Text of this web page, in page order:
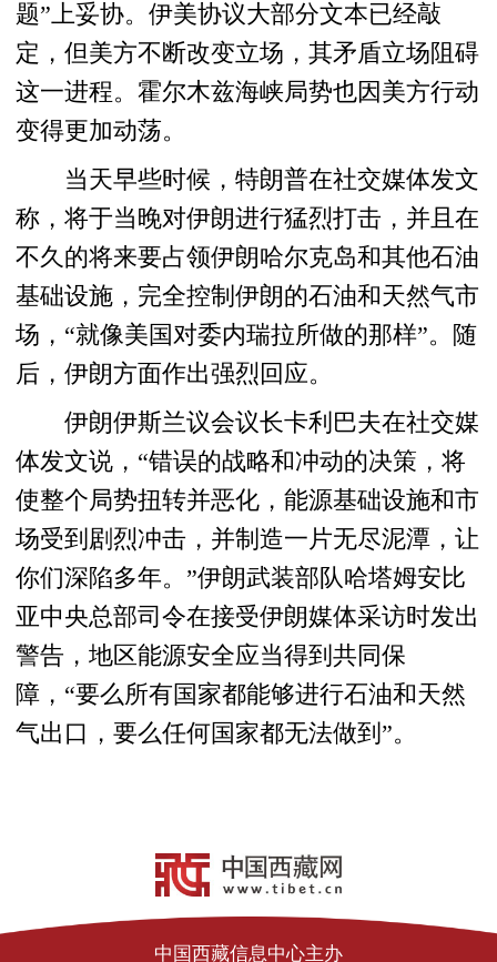
题”上妥协。伊美协议大部分文本已经敲
定，但美方不断改变立场，其矛盾立场阻碍
这一进程。霍尔木兹海峡局势也因美方行动
变得更加动荡。
当天早些时候，特朗普在社交媒体发文
称，将于当晚对伊朗进行猛烈打击，并且在
不久的将来要占领伊朗哈尔克岛和其他石油
基础设施，完全控制伊朗的石油和天然气市
场，“就像美国对委内瑞拉所做的那样”。随
后，伊朗方面作出强烈回应。
伊朗伊斯兰议会议长卡利巴夫在社交媒
体发文说，“错误的战略和冲动的决策，将
使整个局势扭转并恶化，能源基础设施和市
场受到剧烈冲击，并制造一片无尽泥潭，让
你们深陷多年。”伊朗武装部队哈塔姆安比
亚中央总部司令在接受伊朗媒体采访时发出
警告，地区能源安全应当得到共同保
障，“要么所有国家都能够进行石油和天然
气出口，要么任何国家都无法做到”。
中国西藏信息中心主办